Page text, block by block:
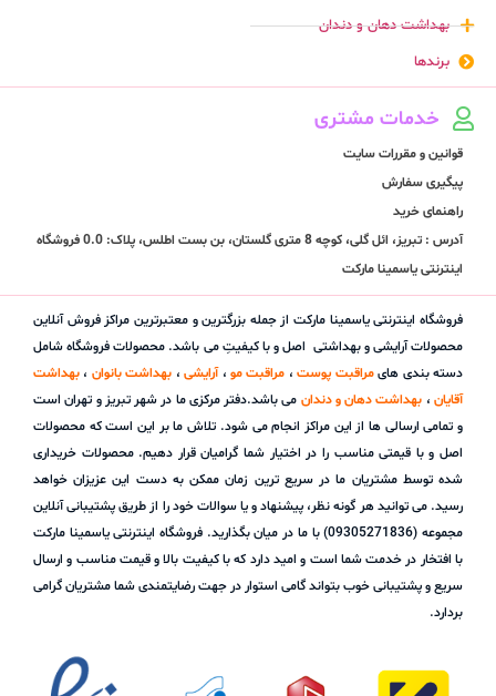
بهداشت دهان و دندان
برندها
خدمات مشتری
قوانین و مقررات سایت
پیگیری سفارش
راهنمای خرید
آدرس : تبریز، ائل گلی، کوچه 8 متری گلستان، بن بست اطلس، پلاک: 0.0 فروشگاه
اینترنتی یاسمینا مارکت
فروشگاه اینترنتی یاسمینا مارکت از جمله بزرگترین و معتبرترین مراکز فروش آنلاین
محصولات آرایشی و بهداشتی اصل و با کیفیتِ می باشد. محصولات فروشگاه شامل
دسته بندی هایمراقبت پوست، مراقبت مو،آرایشی، بهداشت بانوان ، بهداشت
آقایان، بهداشت دهان و دندان می باشد.دفتر مرکزی ما در شهر تبریز و تهران است
و تمامی ارسالی ها از این مراکز انجام می شود. تلاش ما بر این است که محصولات
اصل و با قیمتی مناسب را در اختیار شما گرامیان قرار دهیم. محصولات خریداری
شده توسط مشتریان ما در سریع ترین زمان ممکن به دست این عزیزان خواهد
رسید. می توانید هر گونه نظر، پیشنهاد و یا سوالات خود را از طریق پشتیبانی آنلاین
مجموعه (09305271836) با ما در میان بگذارید. فروشگاه اینترنتی یاسمینا مارکت
با افتخار در خدمت شما است و امید دارد که با کیفیت بالا و قیمت مناسب و ارسال
سریع و پشتیبانی خوب بتواند گامی استوار در جهت رضایتمندی شما مشتریان گرامی
بردارد.